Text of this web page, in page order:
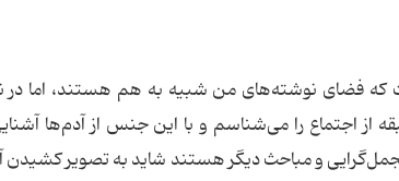
كه فضای نوشته‌های من شبیه به هم هستند، اما
اجتماع را می‌شناسم و با این جنس از آدم‌ها
و مباحث دیگر هستند شاید به تصویر